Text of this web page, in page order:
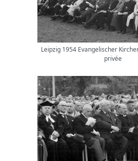
Leipzig 1954 Evangelischer
privée